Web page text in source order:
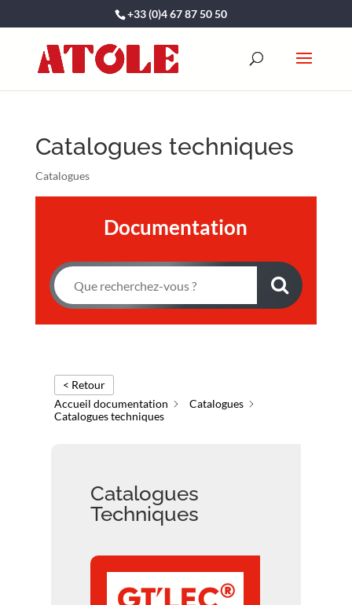
+33 (0)4 67 87 50 50
Catalogues techniques
Catalogues
Documentation
< Retour
Accueil documentation
Catalogues
Catalogues techniques
Catalogues
Techniques